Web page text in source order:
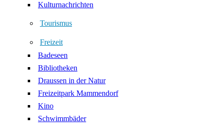
Kulturnachrichten
Tourismus
Freizeit
Badeseen
Bibliotheken
Draussen in der Natur
Freizeitpark Mammendorf
Kino
Schwimmbäder